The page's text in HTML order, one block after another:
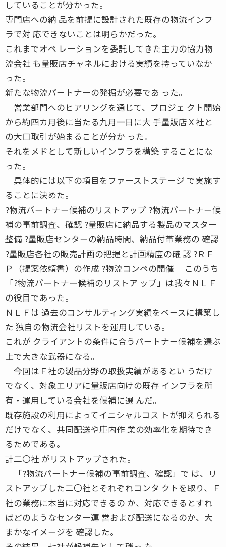
していることが分かった。
専門店への納 品を前提に設計された既存の物流インフ
ラで対 応できないことは明らかだった。
これまでオペ レーションを委託してきた主力の協力物
流会社 も量販店チャネルにおける実績を持っていなか
った。
新たな物流パートナーの発掘が必要であ った。
営業部門へのヒアリングを通じて、プロジェ クト開始
から約四カ月後に当たる九月一日に大 手量販店Ｘ社と
の大口取引が始まることが分か った。
それをメドとして新しいインフラを構築 することにな
った。
具体的には以下の項目をファーストステージ で実施す
ることに決めた。
?物流パートナー候補のリストアップ ?物流パートナー候
補の事前調査、確認 ?量販店に納品する製品のマスター
整備 ?量販店センターの納品時間、納品付帯業務の 確認
?量販店各社の販売計画の把握と計画精度の確 認 ?ＲＦ
Ｐ（提案依頼書）の作成 ?物流コンペの開催 このうち
「?物流パートナー候補のリストア ップ」は我々ＮＬＦ
の役目であった。
ＮＬＦは 過去のコンサルティング実績をベースに構築し
た 独自の物流会社リストを運用している。
これが クライアントの条件に合うパートナー候補を選ぶ
上で大きな武器になる。
今回はＦ社の製品分野の取扱実績があるとい うだけ
でなく、対象エリアに量販店向けの既存 インフラを所
有・運用している会社を候補に選 んだ。
既存施設の利用によってイニシャルコス トが抑えられる
だけでなく、共同配送や庫内作 業の効率化を期待でき
るためである。
計二〇社 がリストアップされた。
「?物流パートナー候補の事前調査、確認」で は、リ
ストアップした二〇社とそれぞれコンタ クトを取り、Ｆ
社の業務に本当に対応できるの か、対応できるとすれ
ばどのようなセンター運 営および配送になるのか、大
まかなイメージを 確認した。